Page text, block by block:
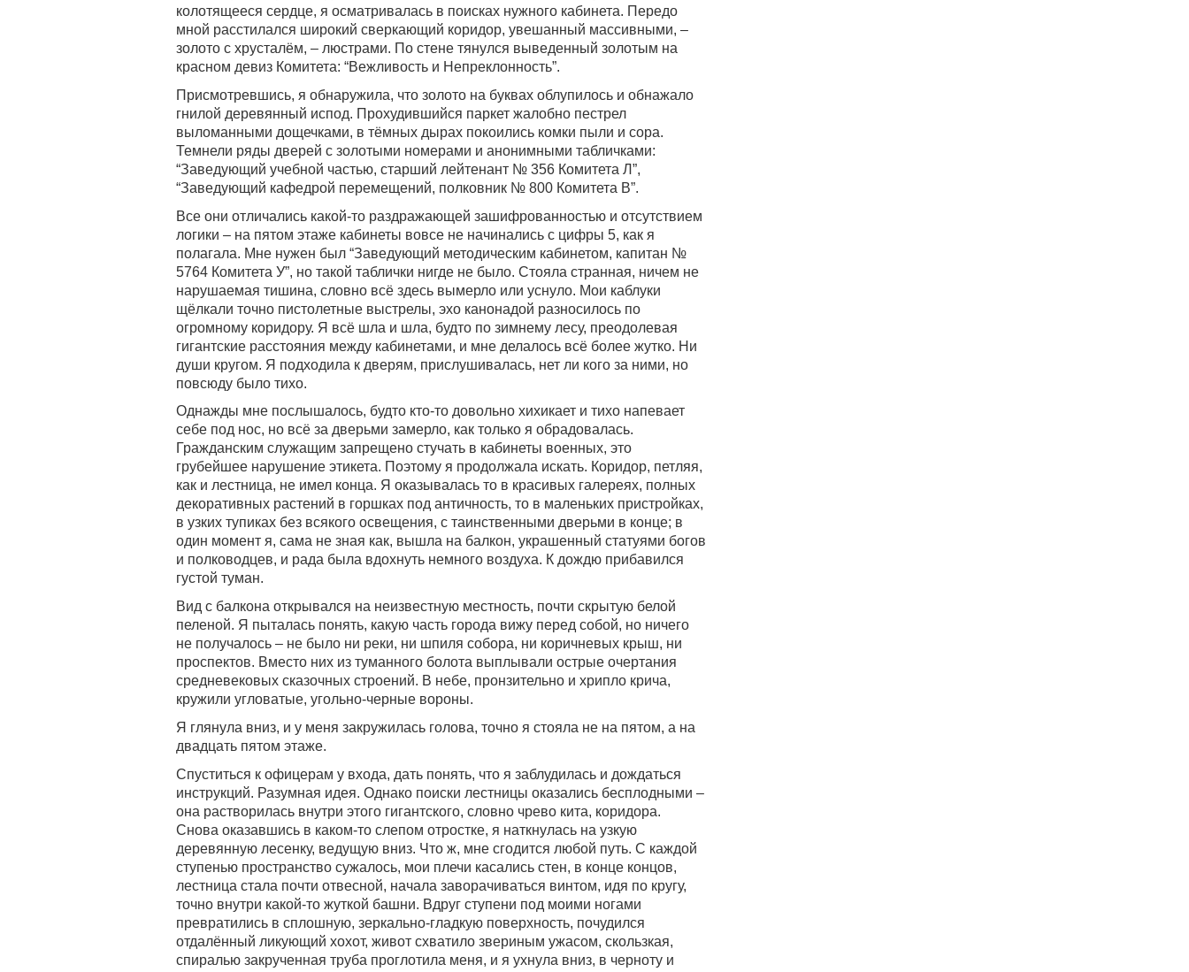
колотящееся сердце, я осматривалась в поисках нужного кабинета. Передо
мной расстилался широкий сверкающий коридор, увешанный массивными, –
золото с хрусталём, – люстрами. По стене тянулся выведенный золотым на
красном девиз Комитета: “Вежливость и Непреклонность”.
Присмотревшись, я обнаружила, что золото на буквах облупилось и обнажало
гнилой деревянный испод. Прохудившийся паркет жалобно пестрел
выломанными дощечками, в тёмных дырах покоились комки пыли и сора.
Темнели ряды дверей с золотыми номерами и анонимными табличками:
“Заведующий учебной частью, старший лейтенант № 356 Комитета Л”,
“Заведующий кафедрой перемещений, полковник № 800 Комитета В”.
Все они отличались какой-то раздражающей зашифрованностью и отсутствием
логики – на пятом этаже кабинеты вовсе не начинались с цифры 5, как я
полагала. Мне нужен был “Заведующий методическим кабинетом, капитан №
5764 Комитета У”, но такой таблички нигде не было. Стояла странная, ничем не
нарушаемая тишина, словно всё здесь вымерло или уснуло. Мои каблуки
щёлкали точно пистолетные выстрелы, эхо канонадой разносилось по
огромному коридору. Я всё шла и шла, будто по зимнему лесу, преодолевая
гигантские расстояния между кабинетами, и мне делалось всё более жутко. Ни
души кругом. Я подходила к дверям, прислушивалась, нет ли кого за ними, но
повсюду было тихо.
Однажды мне послышалось, будто кто-то довольно хихикает и тихо напевает
себе под нос, но всё за дверьми замерло, как только я обрадовалась.
Гражданским служащим запрещено стучать в кабинеты военных, это
грубейшее нарушение этикета. Поэтому я продолжала искать. Коридор, петляя,
как и лестница, не имел конца. Я оказывалась то в красивых галереях, полных
декоративных растений в горшках под античность, то в маленьких пристройках,
в узких тупиках без всякого освещения, с таинственными дверьми в конце; в
один момент я, сама не зная как, вышла на балкон, украшенный статуями богов
и полководцев, и рада была вдохнуть немного воздуха. К дождю прибавился
густой туман.
Вид с балкона открывался на неизвестную местность, почти скрытую белой
пеленой. Я пыталась понять, какую часть города вижу перед собой, но ничего
не получалось – не было ни реки, ни шпиля собора, ни коричневых крыш, ни
проспектов. Вместо них из туманного болота выплывали острые очертания
средневековых сказочных строений. В небе, пронзительно и хрипло крича,
кружили угловатые, угольно-черные вороны.
Я глянула вниз, и у меня закружилась голова, точно я стояла не на пятом, а на
двадцать пятом этаже.
Спуститься к офицерам у входа, дать понять, что я заблудилась и дождаться
инструкций. Разумная идея. Однако поиски лестницы оказались бесплодными –
она растворилась внутри этого гигантского, словно чрево кита, коридора.
Снова оказавшись в каком-то слепом отростке, я наткнулась на узкую
деревянную лесенку, ведущую вниз. Что ж, мне сгодится любой путь. С каждой
ступенью пространство сужалось, мои плечи касались стен, в конце концов,
лестница стала почти отвесной, начала заворачиваться винтом, идя по кругу,
точно внутри какой-то жуткой башни. Вдруг ступени под моими ногами
превратились в сплошную, зеркально-гладкую поверхность, почудился
отдалённый ликующий хохот, живот схватило звериным ужасом, скользкая,
спиралью закрученная труба проглотила меня, и я ухнула вниз, в черноту и